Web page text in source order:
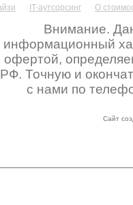
IT-аутсорсинг
О
Внимание.
информационный
офертой,
РФ. Точную и
с нами по
Сайт